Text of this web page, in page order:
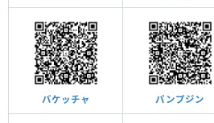
バケッチャ パンプジン